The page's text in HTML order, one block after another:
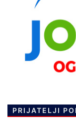
PRIJATELJI